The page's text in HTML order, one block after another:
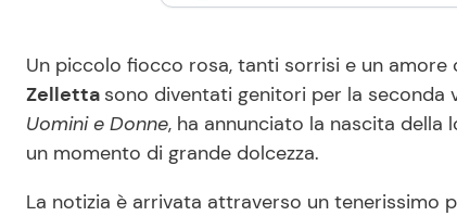
Un piccolo fiocco rosa, tanti sorrisi e un amore
Zelletta sono diventati genitori per la seconda
Uomini e Donne, ha annunciato la nascita della
un momento di grande dolcezza.
La notizia è arrivata attraverso un tenerissimo